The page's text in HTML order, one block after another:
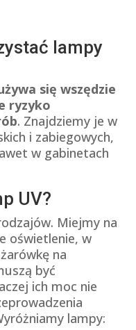
lampy
się wszędzie
ryzyko
. Znajdziemy je w
i zabiegowych,
w gabinetach
UV?
Miejmy na
oświetlenie, w
na
być
ich moc nie
lampy: